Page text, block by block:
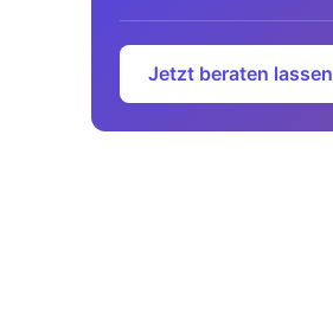
Jetzt beraten lassen